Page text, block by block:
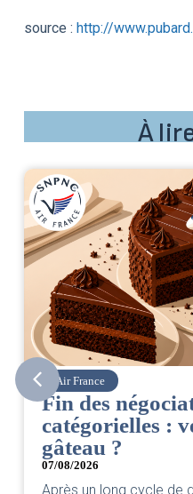
source : http://
À
France
des négociations
: vers
?
2026
un long cycle de